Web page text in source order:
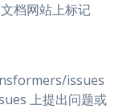
档网站上标记
issues
上提出问题或